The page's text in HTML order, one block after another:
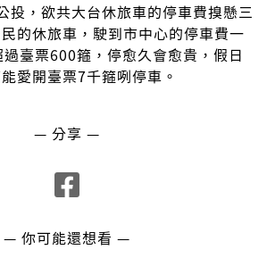
投，欲共大台休旅車的停車費搝懸三
的休旅車，駛到市中心的停車費一
臺票600箍，停愈久會愈貴，假日
愛開臺票7千箍咧停車。
— 分享 —
— 你可能還想看 —